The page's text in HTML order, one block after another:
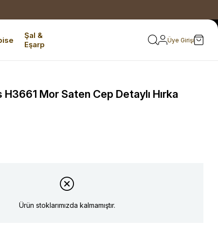
Şal &
Eşarp
Üye Girişi
Mor Saten Cep Detaylı Hırka
Ürün stoklarımızda kalmamıştır.